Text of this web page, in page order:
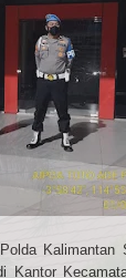
Kantor